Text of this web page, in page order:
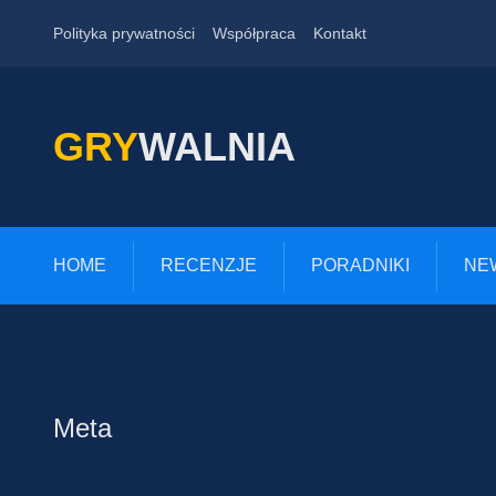
Polityka prywatności Współpraca Kontakt
GRYWALNIA
HOME RECENZJE PORADNIKI
Meta